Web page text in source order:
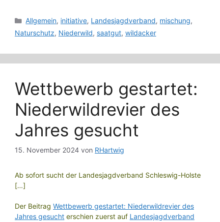
Kategorien
Allgemein, initiative, Landesjagdverband, mischung,
Naturschutz, Niederwild, saatgut, wildacker
Wettbewerb gestartet:
Niederwildrevier des
Jahres gesucht
15. November 2024 von RHartwig
Ab sofort sucht der Landesjagdverband Schleswig-Holste
[…]
Der Beitrag Wettbewerb gestartet: Niederwildrevier des
Jahres gesucht erschien zuerst auf Landesjagdverband